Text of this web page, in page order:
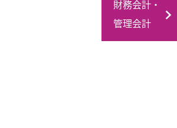
財務会計・
管理会計